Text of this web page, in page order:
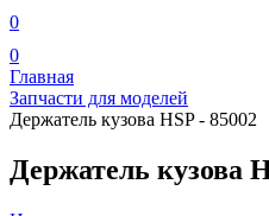
0
0
Главная
Запчасти для моделей
Держатель кузова HSP - 85002
Держатель кузова